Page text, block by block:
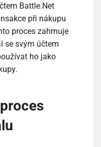
Battle.Net
při nákupu
proces zahrnuje
se svým účtem
ho jako